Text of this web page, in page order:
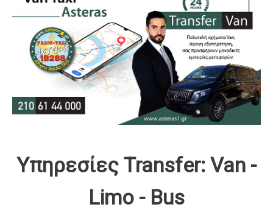
Υπηρεσίες Transfer: Van -
Limo - Bus